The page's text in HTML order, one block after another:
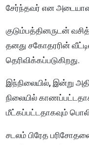
சேர்ந்தவர் என
குடும்பத்தினருடன்
தனது சகோதரரின்
தெரிவிக்கப்படுகிறது.
இந்நிலையில், இன்று
நிலையில்
மீட்கப்பட்டதாகவும்
சடலம் பிரேத